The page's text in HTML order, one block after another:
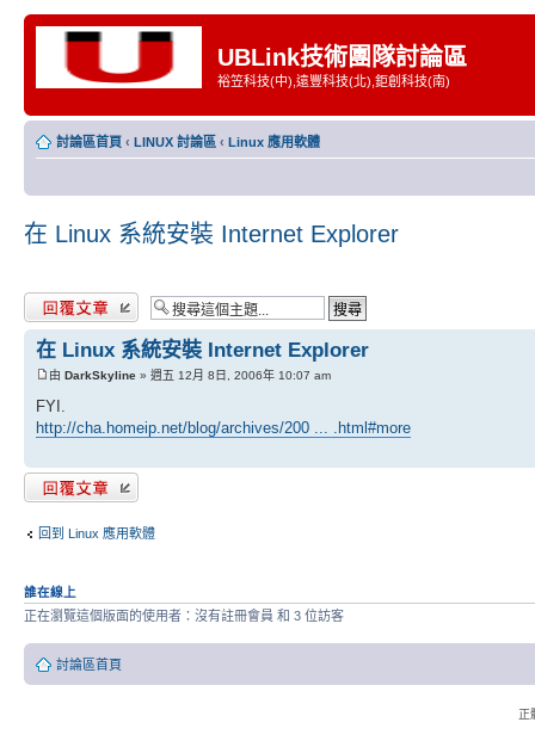
UBLink技術團隊討論區
裕笠科技(中),遠豐科技(北),鉅創科技(南)
討論區首頁 ‹ LINUX 討論區 ‹ Linux 應用軟體
在 Linux 系統安裝 Internet Explorer
發表回覆
在 Linux 系統安裝 Internet Explorer
由 DarkSkyline » 週五 12月 8日, 2006年 10:07 am
FYI.
http://cha.homeip.net/blog/archives/200 ... .html#more
發表回覆
回到 Linux 應用軟體
誰在線上
正在瀏覽這個版面的使用者：沒有註冊會員 和 3 位訪客
討論區首頁
正